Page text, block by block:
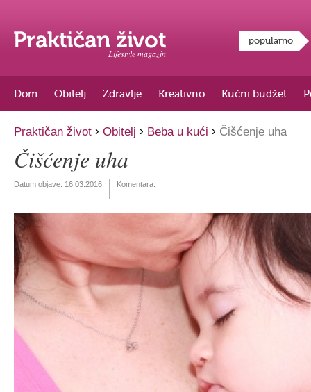
Lifestyle magazin
popularno
Dom Obitelj Zdravlje Kreativno Kućni budžet
Praktičan život › Obitelj › Beba u kući › Čišćenje uha
Čišćenje uha
Datum objave: 16.03.2016 Komentara: